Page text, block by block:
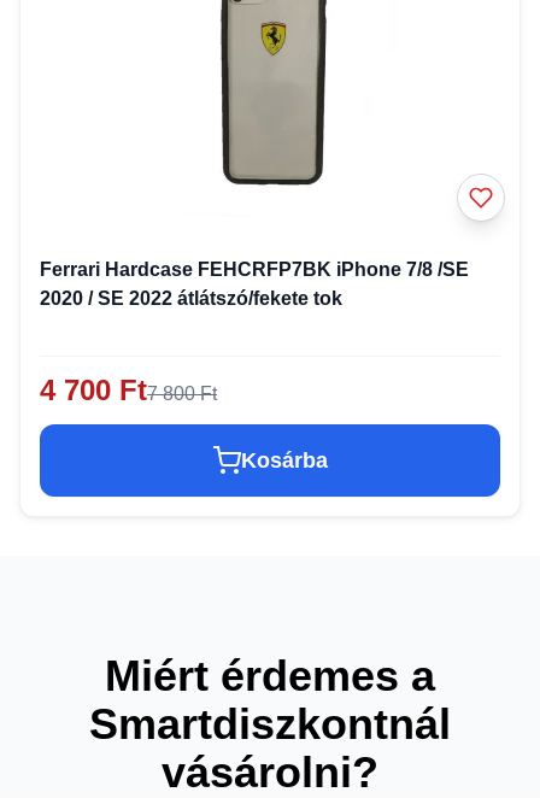
Ferrari Hardcase FEHCRFP7BK iPhone 7/8 /SE
2020 / SE 2022 átlátszó/fekete tok
4 700 Ft7 800 Ft
Kosárba
Miért érdemes a
Smartdiszkontnál
vásárolni?